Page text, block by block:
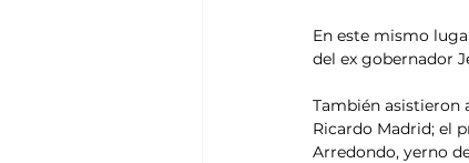
En este mismo
del ex gobernador
También asistieron
Ricardo Madrid; el
Arredondo, yerno